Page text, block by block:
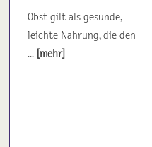
Obst gilt als gesunde,
leichte Nahrung, die den
... [mehr]